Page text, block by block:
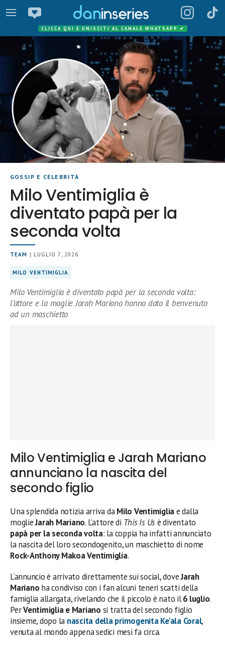
CLICCA QUI E UNISCITI AL CANALE WHATSAPP ✔
GOSSIP E CELEBRITÀ
Milo Ventimiglia è
diventato papà per la
seconda volta
TEAM | LUGLIO 7, 2026
MILO VENTIMIGLIA
Milo Ventimiglia è diventato papà per la seconda volta:
l’attore e la moglie Jarah Mariano hanno dato il benvenuto
ad un maschietto
Milo Ventimiglia e Jarah Mariano
annunciano la nascita del
secondo figlio
Una splendida notizia arriva daMilo Ventimigliae dalla
moglieJarah Mariano. L’attore di This Is Usè diventato
papà per la seconda volta: la coppia ha infatti annunciato
la nascita del loro secondogenito, un maschietto di nome
Rock-Anthony Makoa Ventimiglia.
L’annuncio è arrivato direttamente sui social, doveJarah
Mariano ha condiviso con i fan alcuni teneri scatti della
famiglia allargata, rivelando che il piccolo è nato il6 luglio.
PerVentimiglia e Mariano si tratta del secondo figlio
insieme, dopo la nascita della primogenitaKe’ala Coral,
venuta al mondo appena sedici mesi fa circa.